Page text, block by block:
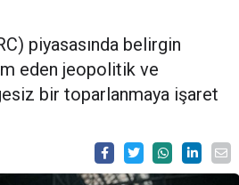
piyasasında belirgin
eden jeopolitik ve
bir toparlanmaya işaret